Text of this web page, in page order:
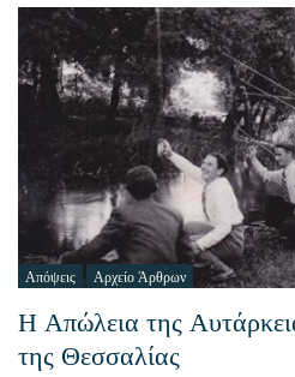
Απόψεις Αρχείο Άρθρων
Η Απώλεια της
της Θεσσαλίας